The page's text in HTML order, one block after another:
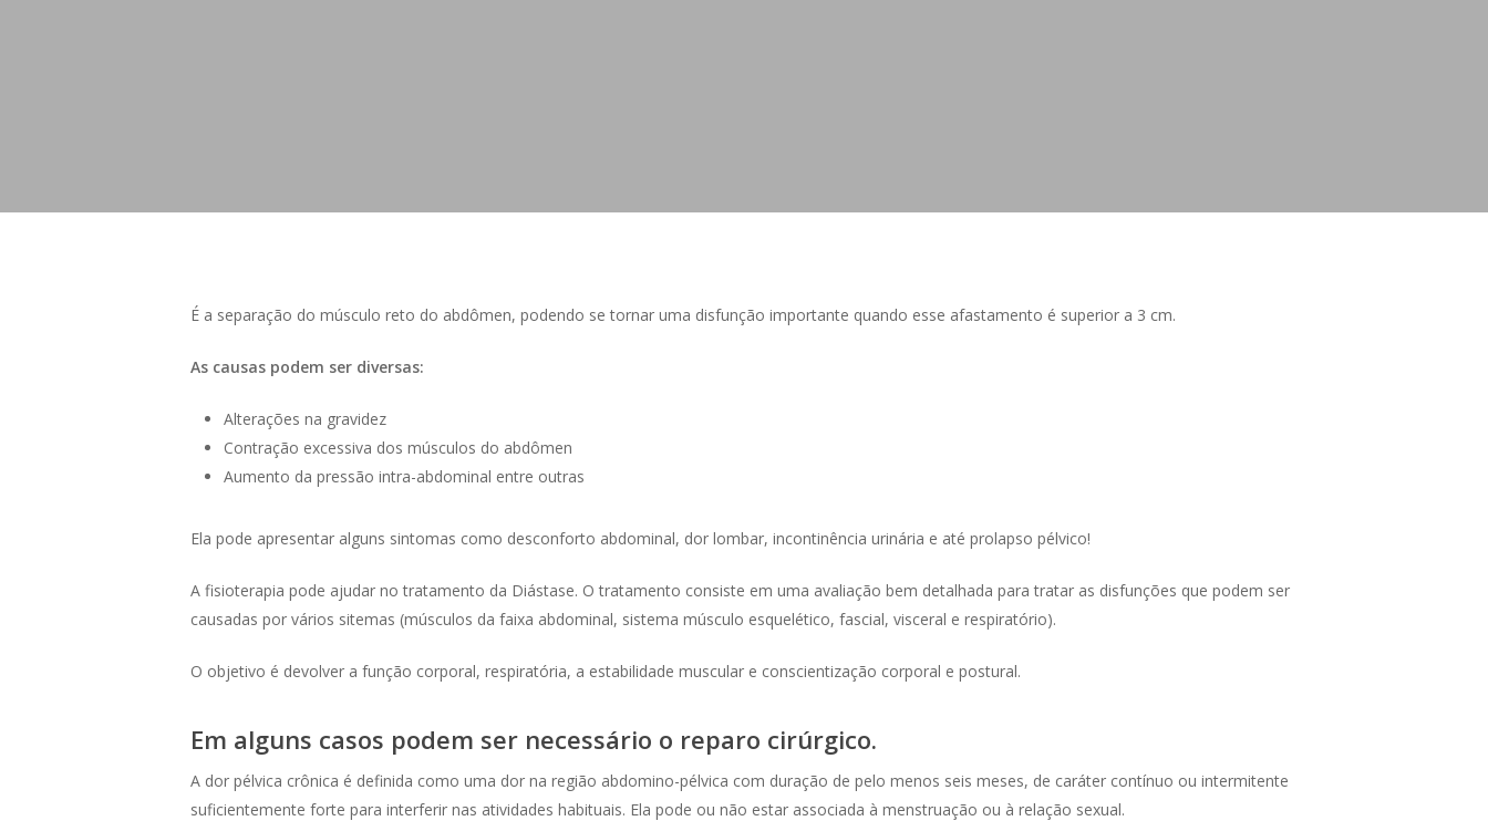
É a separação do músculo reto do abdômen, podendo se tornar uma disfunção importante quando esse afastamento é superior a 3 cm.
As causas podem ser diversas:
Alterações na gravidez
Contração excessiva dos músculos do abdômen
Aumento da pressão intra-abdominal entre outras
Ela pode apresentar alguns sintomas como desconforto abdominal, dor lombar, incontinência urinária e até prolapso pélvico!
A fisioterapia pode ajudar no tratamento da Diástase. O tratamento consiste em uma avaliação bem detalhada para tratar as disfunções que podem ser
causadas por vários sitemas (músculos da faixa abdominal, sistema músculo esquelético, fascial, visceral e respiratório).
O objetivo é devolver a função corporal, respiratória, a estabilidade muscular e conscientização corporal e postural.
Em alguns casos podem ser necessário o reparo cirúrgico.
A dor pélvica crônica é definida como uma dor na região abdomino-pélvica com duração de pelo menos seis meses, de caráter contínuo ou intermitente
suficientemente forte para interferir nas atividades habituais. Ela pode ou não estar associada à menstruação ou à relação sexual.